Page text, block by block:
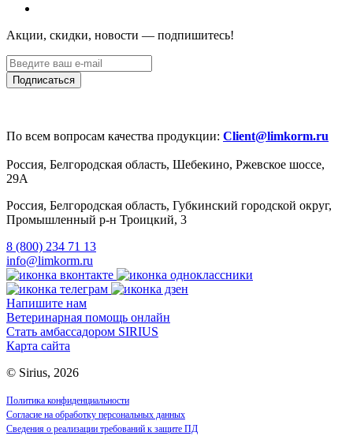
Акции, скидки, новости — подпишитесь!
По всем вопросам качества продукции: Client@limkorm.ru
Россия, Белгородская область, Шебекино, Ржевское шоссе,
29А
Россия, Белгородская область, Губкинский городской округ,
Промышленный р-н Троицкий, 3
8 (800) 234 71 13
info@limkorm.ru
Напишите нам
Ветеринарная помощь онлайн
Стать амбассадором SIRIUS
Карта сайта
© Sirius, 2026
Политика конфиденциальности
Согласие на обработку персональных данных
Сведения о реализации требований к защите ПД